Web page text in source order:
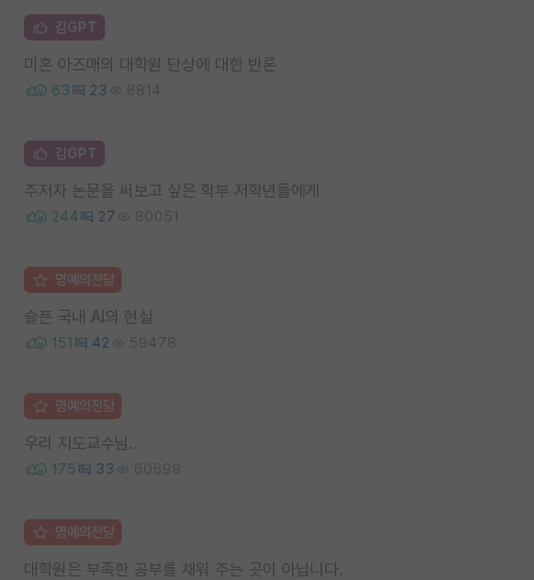
김GPT
미혼 아즈매의 대학원 단상에 대한 반론
63 23 8814
김GPT
주저자 논문을 써보고 싶은 학부 저학년들에게
244 27 80051
명예의전당
슬픈 국내 AI의 현실
151 42 59478
명예의전당
우리 지도교수님..
175 33 60698
명예의전당
대학원은 부족한 공부를 채워 주는 곳이 아닙니다.